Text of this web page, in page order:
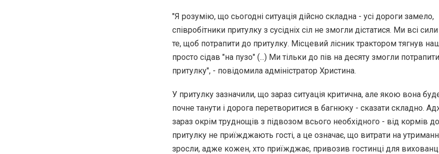
"Я розумію, що сьогодні ситуація дійсно складна - усі дороги замело,
співробітники притулку з сусідніх сіл не змогли дістатися. Ми всі
те, щоб потрапити до притулку. Місцевий лісник трактором тягнув
просто сідав "на пузо" (...) Ми тільки до пів на десяту змогли
притулку", - повідомила адміністратор Христина.
У притулку зазначили, що зараз ситуація критична, але якою вона
почне танути і дорога перетворитися в багнюку - сказати складно.
зараз окрім труднощів з підвозом всього необхідного - від кормів
притулку не приїжджають гості, а це означає, що витрати на
зросли, адже кожен, хто приїжджає, привозив гостинці для